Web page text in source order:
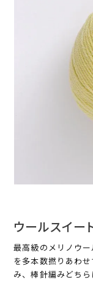
ウールスイ
最高級のメリノウ
を多本数撚りあわ
み、棒針編みどちら